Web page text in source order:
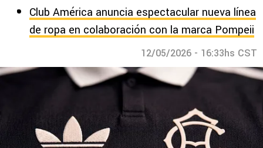
Club América anuncia espectacular nueva línea
de ropa en colaboración con la marca Pompeii
12/05/2026 - 16:33hs CST